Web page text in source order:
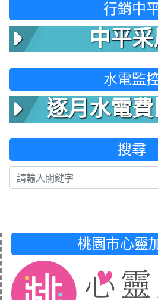
行銷中
中平
水電監
逐月水電
搜尋
桃園市心靈